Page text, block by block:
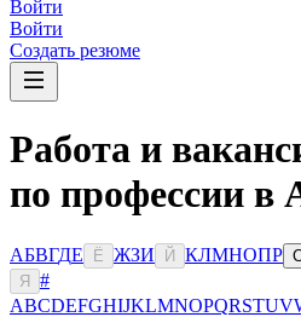
Войти
Войти
Создать резюме
Работа и
по профессии в
АБВГДЕ Ё ЖЗИ Й КЛМНОПР
Я
#
ABCDEFGHIJKLMNOPQRSTUV